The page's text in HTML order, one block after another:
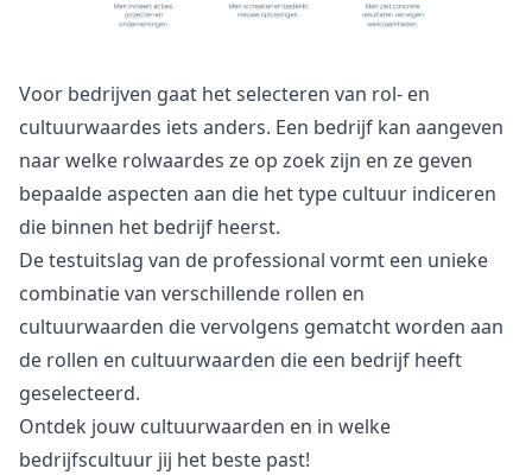
Voor bedrijven gaat het selecteren van rol- en
cultuurwaardes iets anders. Een bedrijf kan aangeven
naar welke rolwaardes ze op zoek zijn en ze geven
bepaalde aspecten aan die het type cultuur indiceren
die binnen het bedrijf heerst.
De testuitslag van de professional vormt een unieke
combinatie van verschillende rollen en
cultuurwaarden die vervolgens gematcht worden aan
de rollen en cultuurwaarden die een bedrijf heeft
geselecteerd.
Ontdek jouw cultuurwaarden en in welke
bedrijfscultuur jij het beste past!